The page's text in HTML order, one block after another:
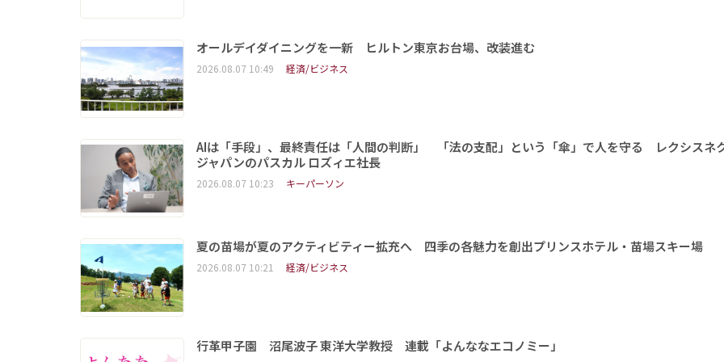
オールデイダイニングを一新 ヒルトン東京お台場、改装進む
2026.08.07 10:49 経済/ビジネス
AIは「手段」、最終責任は「人間の判断」 「法の支配」という「傘」で人を守る レクシスネ
ジャパンのパスカル ロズィエ社長
2026.08.07 10:23 キーパーソン
夏の苗場が夏のアクティビティー拡充へ 四季の各魅力を創出プリンスホテル・苗場スキー場
2026.08.07 10:21 経済/ビジネス
行革甲子園 沼尾波子 東洋大学教授 連載「よんななエコノミー」